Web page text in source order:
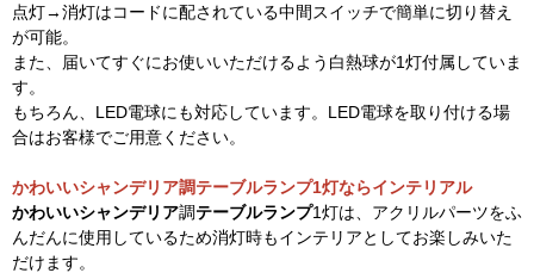
点灯→消灯はコードに配されている中間スイッチで簡単に切り替え
が可能。
また、届いてすぐにお使いいただけるよう白熱球が1灯付属していま
す。
もちろん、LED電球にも対応しています。LED電球を取り付ける場
合はお客様でご用意ください。
かわいいシャンデリア調テーブルランプ1灯ならインテリアル
かわいいシャンデリア調テーブルランプ1灯は、アクリルパーツをふ
んだんに使用しているため消灯時もインテリアとしてお楽しみいた
だけます。